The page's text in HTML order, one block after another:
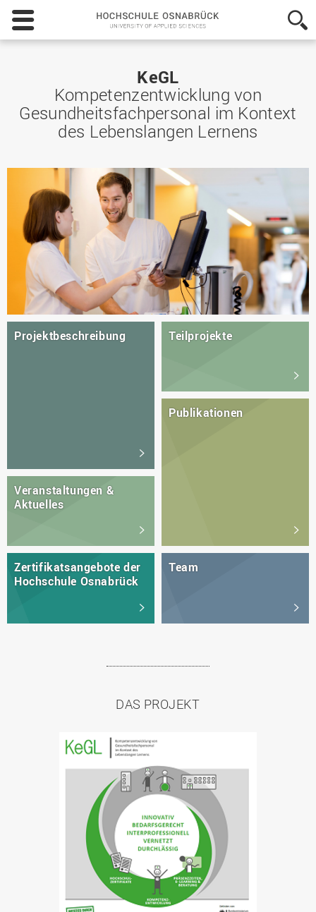
Hochschule
Osnabrück
-
Sciences
KeGL
Kompetenzentwicklung von
Gesundheitsfachpersonal im Kontext
des Lebenslangen Lernens
Projektbeschreibung
Veranstaltungen &
Aktuelles
Teilprojekte
Publikationen
Zertifikatsangebote der
Hochschule Osnabrück
Team
DAS PROJEKT